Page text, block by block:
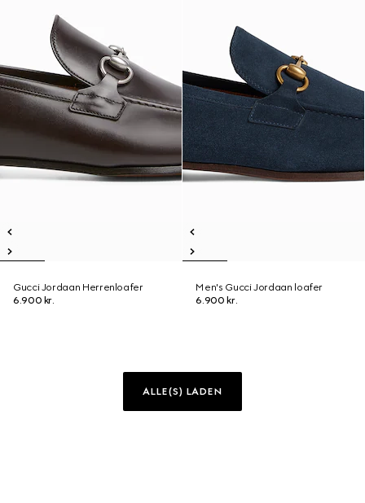
Gucci Jordaan Herrenloafer
6.900 kr.
Men's Gucci Jordaan loafer
6.900 kr.
ALLE(S) LADEN